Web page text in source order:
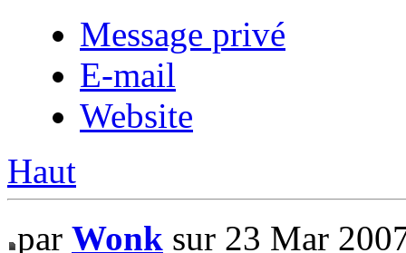
Message privé
E-mail
Website
Haut
par Wonk sur 23 Mar